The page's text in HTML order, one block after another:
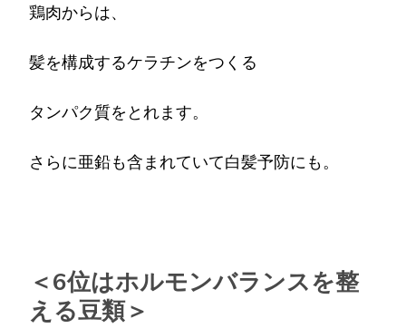
鶏肉からは、
髪を構成するケラチンをつくる
タンパク質をとれます。
さらに亜鉛も含まれていて白髪予防にも。
＜6位はホルモンバランスを整
える豆類＞